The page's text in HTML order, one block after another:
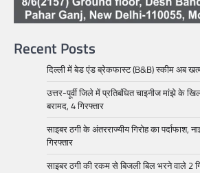
Recent Posts
दिल्ली में बेड एंड ब्रेकफास्ट (B&B) स्कीम अब
उत्तर-पूर्वी जिले में प्रतिबंधित चाइनीज मांझे के
बरामद, 4 गिरफ्तार
साइबर ठगी के अंतरराज्यीय गिरोह का पर्दाफाश,
गिरफ्तार
साइबर ठगी की रकम से बिजली बिल भरने वाले 2